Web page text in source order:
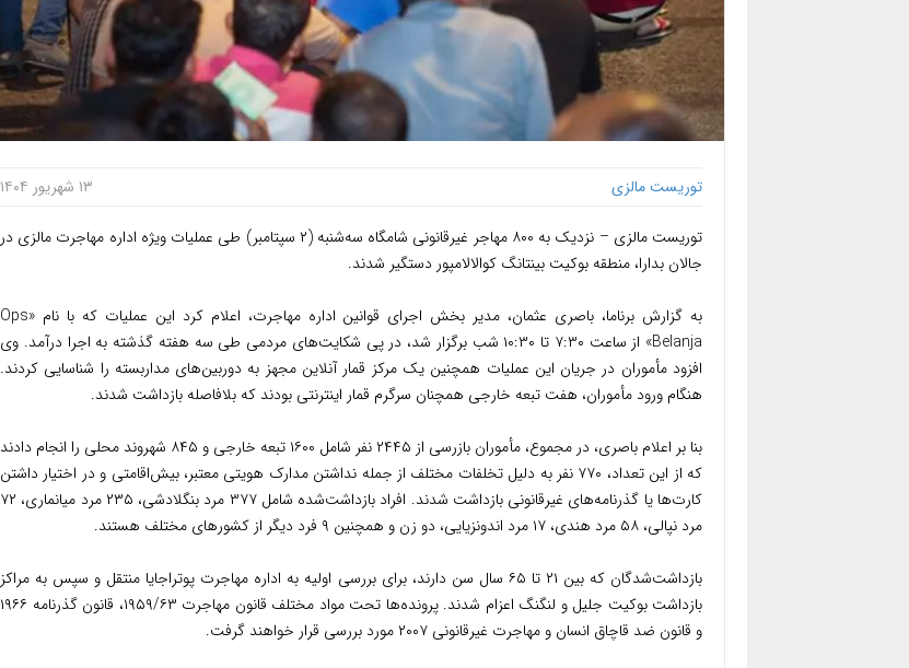
توریست مالزی ۱۳ شهریور ۱۴۰۴
توریست مالزی – نزدیک به ۸۰۰ مهاجر غیرقانونی شامگاه سه‌شنبه (۲ سپتامبر) طی عملیات ویژه اداره مهاجرت مالزی در
جالان بدارا، منطقه بوکیت بینتانگ کوالالامپور دستگیر شدند.
به گزارش برناما، باصری عثمان، مدیر بخش اجرای قوانین اداره مهاجرت، اعلام کرد این عملیات که با نام «Ops
Belanja» از ساعت ۷:۳۰ تا ۱۰:۳۰ شب برگزار شد، در پی شکایت‌های مردمی طی سه هفته گذشته به اجرا درآمد. وی
افزود مأموران در جریان این عملیات همچنین یک مرکز قمار آنلاین مجهز به دوربین‌های مداربسته را شناسایی کردند.
هنگام ورود مأموران، هفت تبعه خارجی همچنان سرگرم قمار اینترنتی بودند که بلافاصله بازداشت شدند.
بنا بر اعلام باصری، در مجموع، مأموران بازرسی از ۲۴۴۵ نفر شامل ۱۶۰۰ تبعه خارجی و ۸۴۵ شهروند محلی را انجام دادند
که از این تعداد، ۷۷۰ نفر به دلیل تخلفات مختلف از جمله نداشتن مدارک هویتی معتبر، بیش‌اقامتی و در اختیار داشتن
کارت‌ها یا گذرنامه‌های غیرقانونی بازداشت شدند. افراد بازداشت‌شده شامل ۳۷۷ مرد بنگلادشی، ۲۳۵ مرد میانماری، ۷۲
مرد نپالی، ۵۸ مرد هندی، ۱۷ مرد اندونزیایی، دو زن و همچنین ۹ فرد دیگر از کشورهای مختلف هستند.
بازداشت‌شدگان که بین ۲۱ تا ۶۵ سال سن دارند، برای بررسی اولیه به اداره مهاجرت پوتراجایا منتقل و سپس به مراکز
بازداشت بوکیت جلیل و لنگنگ اعزام شدند. پرونده‌ها تحت مواد مختلف قانون مهاجرت ۱۹۵۹/۶۳، قانون گذرنامه ۱۹۶۶
و قانون ضد قاچاق انسان و مهاجرت غیرقانونی ۲۰۰۷ مورد بررسی قرار خواهند گرفت.